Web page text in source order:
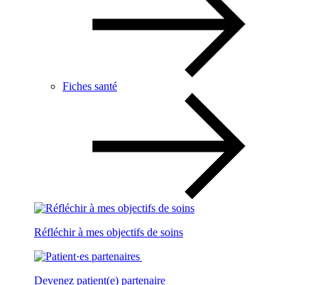
Fiches santé
Réfléchir à mes objectifs de soins
Devenez patient(e) partenaire